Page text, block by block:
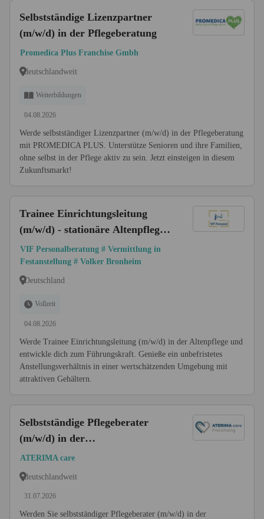
Selbstständige Lizenzpartner
(m/w/d) in der Pflegeberatung
Promedica Plus Franchise Gmbh
deutschlandweit
Weiterbildungen
04.08.2026
Werde selbstständiger Lizenzpartner (m/w/d) in der Pflegeberatung
mit PROMEDICA PLUS. Unterstütze Senioren und ihre Familien,
ohne selbst in der Pflege aktiv zu sein. Jetzt einsteigen in diesem
Zukunftsmarkt!
Trainee Einrichtungsleitung
(m/w/d) - stationäre Altenpflege |
mehrere Standorte
VIF Personalberatung # Vermittlung in
Festanstellung # Volker Bronheim
Deutschland
Vollzeit
04.08.2026
Werde Trainee Einrichtungsleitung (m/w/d) in der Altenpflege und
entwickle dich zum Führungskraft. Genieße ein unbefristetes
Anstellungsverhältnis in einer wertschätzenden Umgebung mit
attraktiven Gehältern.
Selbstständige Pflegeberater
(m/w/d) in der
Seniorenbetreuung
ATERIMA care
deutschlandweit
31.07.2026
Werden Sie selbstständiger Pflegeberater (m/w/d) in der